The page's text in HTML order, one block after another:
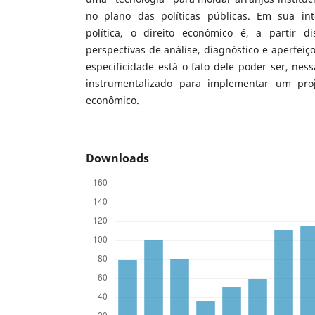
no plano das políticas públicas. Em sua
política, o direito econômico é, a partir
perspectivas de análise, diagnóstico e
especificidade está o fato dele poder ser,
instrumentalizado para implementar um
econômico.
Downloads